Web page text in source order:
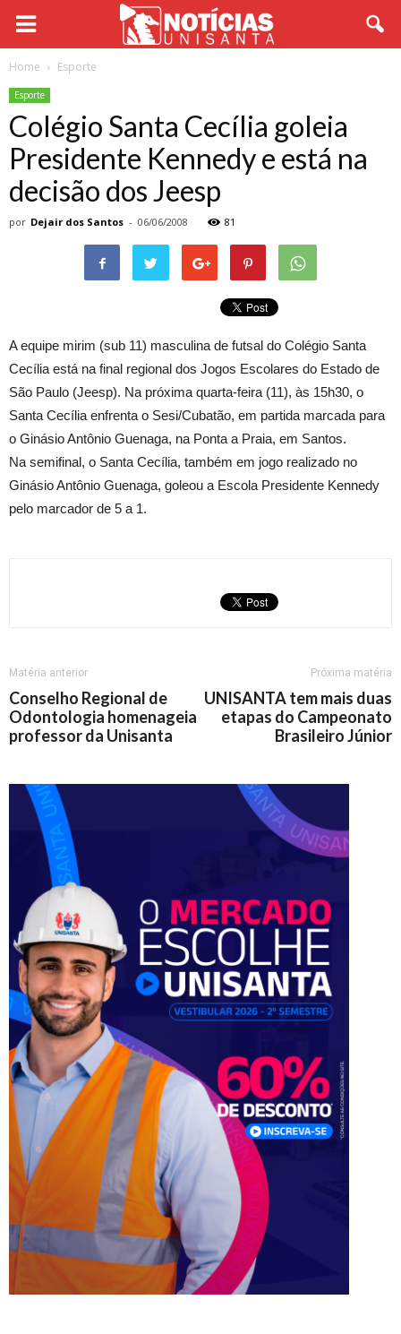
Home Esporte
Esporte
Colégio Santa Cecília goleia
Presidente Kennedy e está na
decisão dos Jeesp
por Dejair dos Santos - 06/06/2008 81
A equipe mirim (sub 11) masculina de futsal do Colégio Santa
Cecília está na final regional dos Jogos Escolares do Estado de
São Paulo (Jeesp). Na próxima quarta-feira (11), às 15h30, o
Santa Cecília enfrenta o Sesi/Cubatão, em partida marcada para
o Ginásio Antônio Guenaga, na Ponta a Praia, em Santos.
Na semifinal, o Santa Cecília, também em jogo realizado no
Ginásio Antônio Guenaga, goleou a Escola Presidente Kennedy
pelo marcador de 5 a 1.
Matéria anterior
Conselho Regional de
Odontologia homenageia
professor da Unisanta
Próxima matéria
UNISANTA tem mais duas
etapas do Campeonato
Brasileiro Júnior